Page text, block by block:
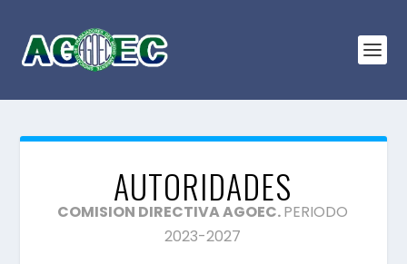
AUTORIDADES
COMISION DIRECTIVA AGOEC.PERIODO
2023-2027